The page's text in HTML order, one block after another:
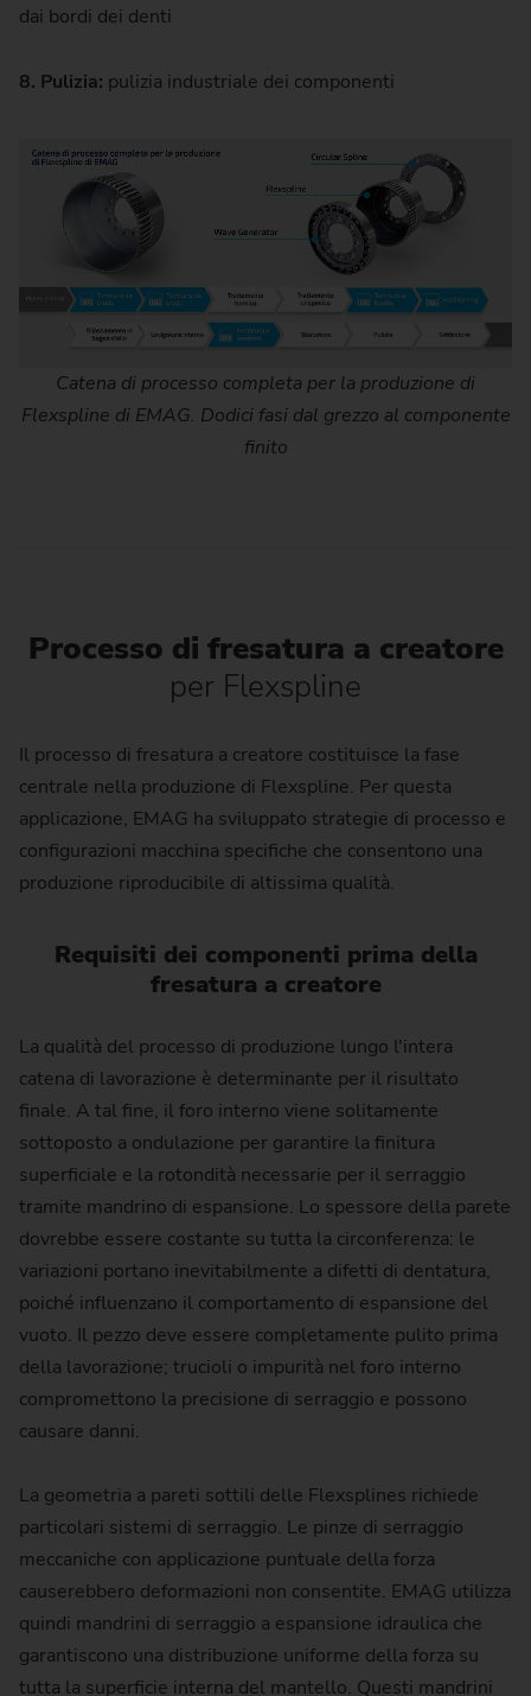
dai bordi dei denti
8. Pulizia: pulizia industriale dei componenti
Catena di processo completa per la produzione di
Flexspline di EMAG. Dodici fasi dal grezzo al componente
finito
Processo di fresatura a creatore
per Flexspline
Il processo di fresatura a creatore costituisce la fase
centrale nella produzione di Flexspline. Per questa
applicazione, EMAG ha sviluppato strategie di processo e
configurazioni macchina specifiche che consentono una
produzione riproducibile di altissima qualità.
Requisiti dei componenti prima della
fresatura a creatore
La qualità del processo di produzione lungo l'intera
catena di lavorazione è determinante per il risultato
finale. A tal fine, il foro interno viene solitamente
sottoposto a ondulazione per garantire la finitura
superficiale e la rotondità necessarie per il serraggio
tramite mandrino di espansione. Lo spessore della parete
dovrebbe essere costante su tutta la circonferenza: le
variazioni portano inevitabilmente a difetti di dentatura,
poiché influenzano il comportamento di espansione del
vuoto. Il pezzo deve essere completamente pulito prima
della lavorazione; trucioli o impurità nel foro interno
compromettono la precisione di serraggio e possono
causare danni.
La geometria a pareti sottili delle Flexsplines richiede
particolari sistemi di serraggio. Le pinze di serraggio
meccaniche con applicazione puntuale della forza
causerebbero deformazioni non consentite. EMAG utilizza
quindi mandrini di serraggio a espansione idraulica che
garantiscono una distribuzione uniforme della forza su
tutta la superficie interna del mantello. Questi mandrini